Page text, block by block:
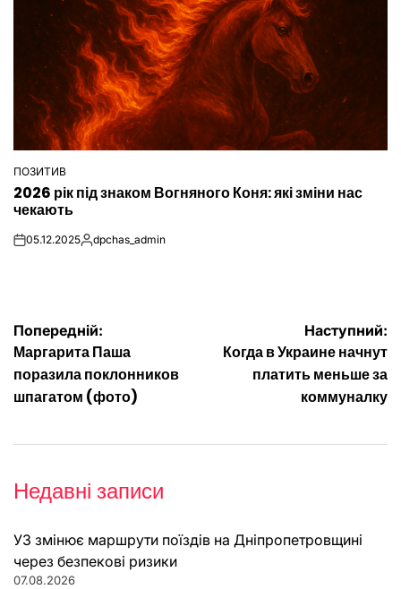
ОПУБЛІКУВАТИ
У
ПОЗИТИВ
2026 рік під знаком Вогняного Коня: які зміни нас
чекають
on05.12.2025Опубліковано
dpchas_admin
Навігація
записів
Попередній:
Маргарита Паша
поразила поклонников
шпагатом (фото)
Наступний:
Когда в Украине начнут
платить меньше за
коммуналку
Недавні записи
УЗ змінює маршрути поїздів на Дніпропетровщині
через безпекові ризики
07.08.2026